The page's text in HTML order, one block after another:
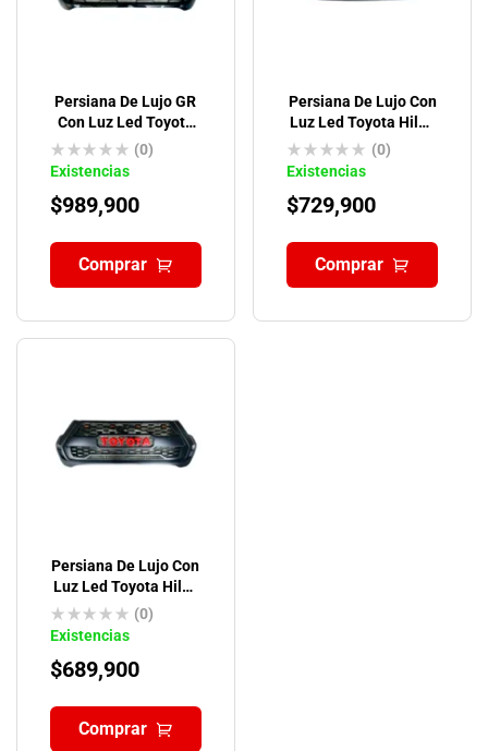
Persiana De Lujo GR
Con Luz Led Toyota
Hilux Revo
(0)
Existencias
$989,900
Comprar
Persiana De Lujo Con
Luz Led Toyota Hilux
Vigo 2006-2011
(0)
Existencias
$729,900
Comprar
Persiana De Lujo Con
Luz Led Toyota Hilux
Revo(0)
Existencias
$689,900
Comprar